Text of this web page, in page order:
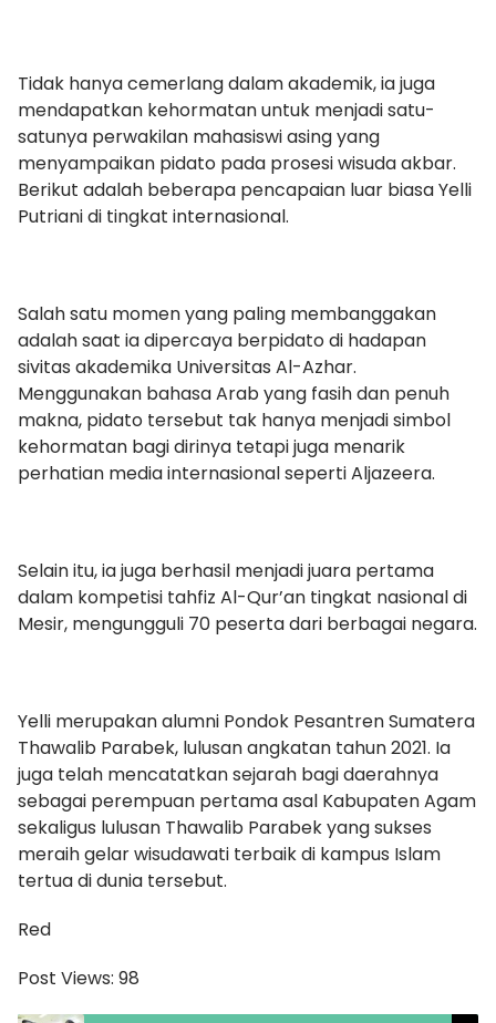
Tidak hanya cemerlang dalam akademik, ia juga
mendapatkan kehormatan untuk menjadi satu-
satunya perwakilan mahasiswi asing yang
menyampaikan pidato pada prosesi wisuda akbar.
Berikut adalah beberapa pencapaian luar biasa Yelli
Putriani di tingkat internasional.
Salah satu momen yang paling membanggakan
adalah saat ia dipercaya berpidato di hadapan
sivitas akademika Universitas Al-Azhar.
Menggunakan bahasa Arab yang fasih dan penuh
makna, pidato tersebut tak hanya menjadi simbol
kehormatan bagi dirinya tetapi juga menarik
perhatian media internasional seperti Aljazeera.
Selain itu, ia juga berhasil menjadi juara pertama
dalam kompetisi tahfiz Al-Qur’an tingkat nasional di
Mesir, mengungguli 70 peserta dari berbagai negara.
Yelli merupakan alumni Pondok Pesantren Sumatera
Thawalib Parabek, lulusan angkatan tahun 2021. Ia
juga telah mencatatkan sejarah bagi daerahnya
sebagai perempuan pertama asal Kabupaten Agam
sekaligus lulusan Thawalib Parabek yang sukses
meraih gelar wisudawati terbaik di kampus Islam
tertua di dunia tersebut.
Red
Post Views: 98